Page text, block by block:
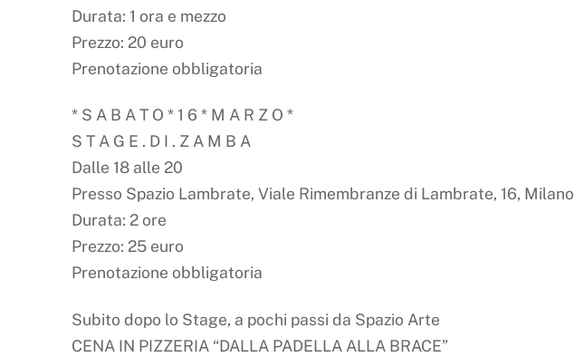
Durata: 1 ora e mezzo
Prezzo: 20 euro
Prenotazione obbligatoria
* S A B A T O * 1 6 * M A R Z O *
S T A G E . D I . Z A M B A
Dalle 18 alle 20
Presso Spazio Lambrate, Viale Rimembranze di Lambrate, 16, Milano
Durata: 2 ore
Prezzo: 25 euro
Prenotazione obbligatoria
Subito dopo lo Stage, a pochi passi da Spazio Arte
CENA IN PIZZERIA “DALLA PADELLA ALLA BRACE”